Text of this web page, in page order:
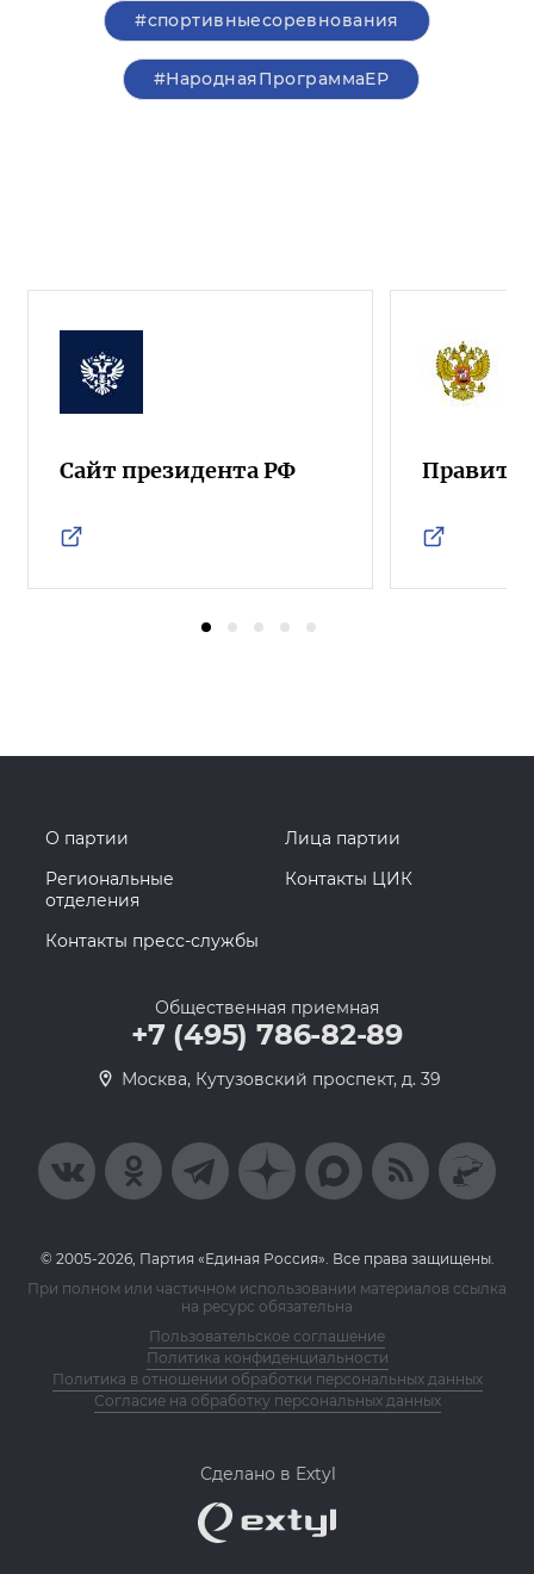
#спортивныесоревнования
#НароднаяПрограммаЕР
Сайт президента РФ
О партии
Лица партии
Региональные
отделения
Контакты ЦИК
Контакты пресс-службы
Общественная приемная
+7 (495) 786-82-89
Москва, Кутузовский проспект, д. 39
© 2005-2026, Партия «Единая Россия». Все права защищены.
При полном или частичном использовании материалов ссылка
на ресурс обязательна
Пользовательское соглашение
Политика конфиденциальности
Политика в отношении обработки персональных данных
Согласие на обработку персональных данных
Сделано в Extyl